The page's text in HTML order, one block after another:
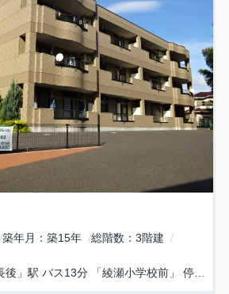
築年月 築15年 総階数
3階建
後 」駅 バス13分 「綾瀬小学校前」 停歩3分